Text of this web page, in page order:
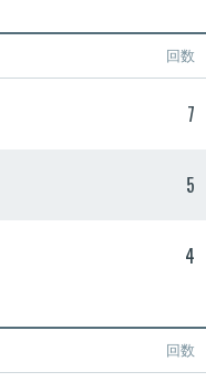
回数
7
5
4
回数